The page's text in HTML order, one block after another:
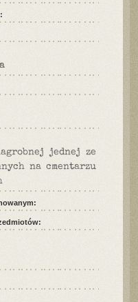
jednej ze
na cmentarzu